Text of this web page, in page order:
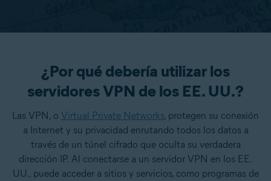
¿Por qué debería utilizar los
servidores VPN de los EE. UU.?
Las VPN, o Virtual Private Networks, protegen su conexión
a Internet y su privacidad enrutando todos los datos a
través de un túnel cifrado que oculta su verdadera
dirección IP. Al conectarse a un servidor VPN en los EE.
UU., puede acceder a sitios y servicios, como programas de